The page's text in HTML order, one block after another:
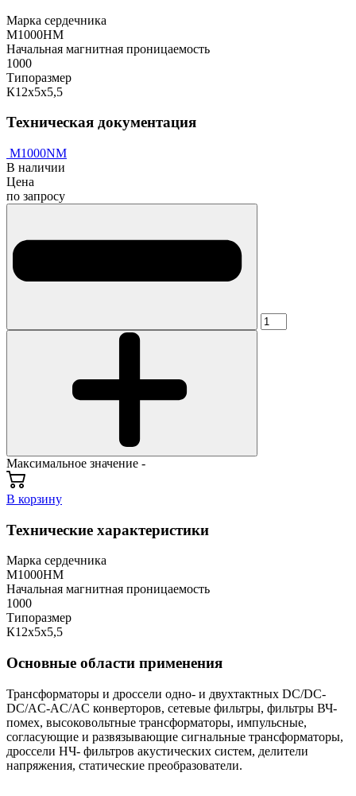
Марка сердечника
М1000НМ
Начальная магнитная проницаемость
1000
Типоразмер
К12х5х5,5
Техническая документация
M1000NM
В наличии
Цена
по запросу
Максимальное значение -
В корзину
Технические характеристики
Марка сердечника
М1000НМ
Начальная магнитная проницаемость
1000
Типоразмер
К12х5х5,5
Основные области применения
Трансформаторы и дроссели одно- и двухтактных DC/DC-
DC/AC-AC/AC конверторов, сетевые фильтры, фильтры ВЧ-
помех, высоковольтные трансформаторы, импульсные,
согласующие и развязывающие сигнальные трансформаторы,
дроссели НЧ- фильтров акустических систем, делители
напряжения, статические преобразователи.